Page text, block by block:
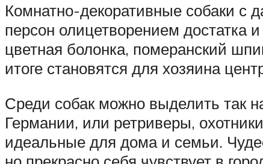
Комнатно-декоративные собаки с
персон олицетворением достатка
цветная болонка, померанский
итоге становятся для хозяина
Среди собак можно выделить так
Германии, или ретриверы,
идеальные для дома и семьи.